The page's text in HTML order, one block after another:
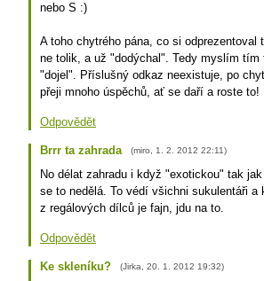
nebo S :)
A toho chytrého pána, co si
ne tolik, a už "dodýchal". Tedy myslím
"dojel". Příslušný odkaz neexistuje, po
přeji mnoho úspěchů, ať se daří a roste to!
Odpovědět
Brrr ta zahrada (miro 1. 2. 2012 22:11)
No délat zahradu i když "exotickou" tak
se to nedělá. To védí všichni sukulentáři
z regálových dílců je fajn, jdu na to.
Odpovědět
Ke skleníku? (Jirka 20. 1. 2012 19:32)